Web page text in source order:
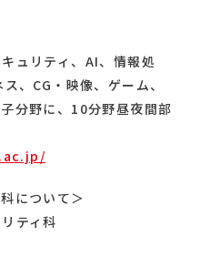
ュリティ、AI、情報処
、CG・映像、ゲーム、
分野に、10分野昼夜間部
について＞
ティ科